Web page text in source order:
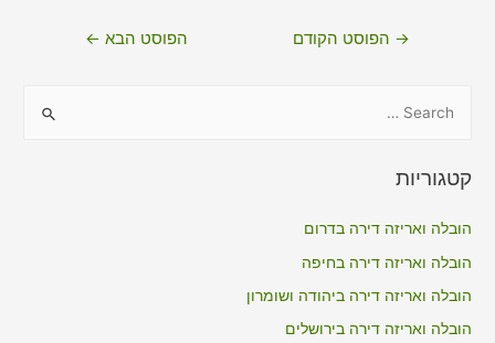
ניווט→ הפוסט הקודם הפוסט הבא ←
r
o
r
קטגוריות
הובלה ואריזה דירה בדרום
הובלה ואריזה דירה בחיפה
הובלה ואריזה דירה ביהודה ושומרון
הובלה ואריזה דירה בירושלים